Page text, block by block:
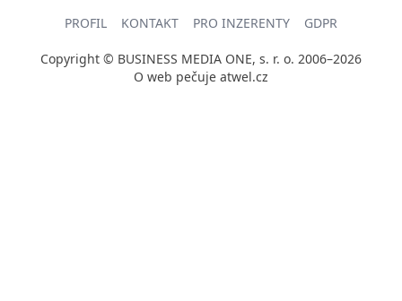
PROFIL KONTAKT PRO INZERENTY GDPR
Copyright © BUSINESS MEDIA ONE, s. r. o. 2006–2026